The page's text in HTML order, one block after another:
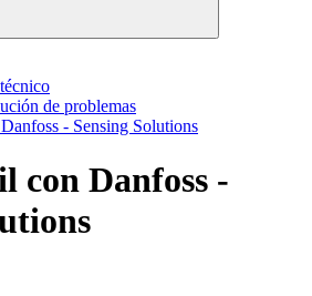
de problemas
- Sensing Solutions
con Danfoss -